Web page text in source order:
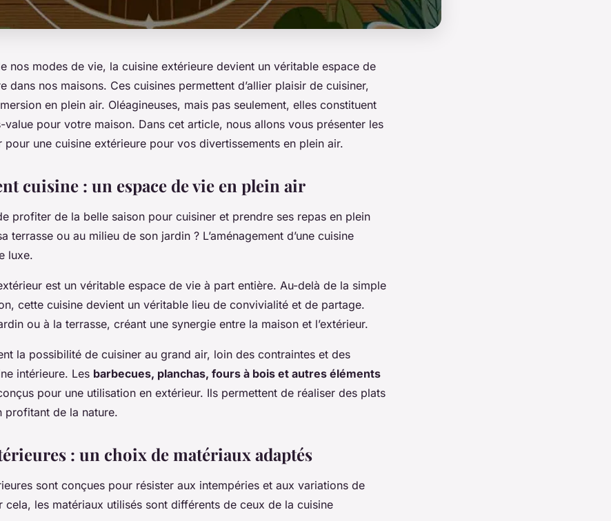
nos modes de vie, la cuisine extérieure devient un véritable espace de
dans nos maisons. Ces cuisines permettent d’allier plaisir de cuisiner,
en plein air. Oléagineuses, mais pas seulement, elles constituent
value pour votre maison. Dans cet article, nous allons vous présenter les
pour une cuisine extérieure pour vos divertissements en plein air.
cuisine : un espace de vie en plein air
profiter de la belle saison pour cuisiner et prendre ses repas en plein
terrasse ou au milieu de son jardin ? L’aménagement d’une cuisine
luxe.
est un véritable espace de vie à part entière. Au-delà de la simple
cette cuisine devient un véritable lieu de convivialité et de partage.
ou à la terrasse, créant une synergie entre la maison et l’extérieur.
la possibilité de cuisiner au grand air, loin des contraintes et des
intérieure. Les barbecues, planchas, fours à bois et autres éléments
pour une utilisation en extérieur. Ils permettent de réaliser des plats
profitant de la nature.
: un choix de matériaux adaptés
sont conçues pour résister aux intempéries et aux variations de
cela, les matériaux utilisés sont différents de ceux de la cuisine